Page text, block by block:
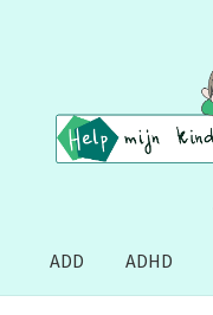
naar
navigatie
de
inhoud
ADD ADHD